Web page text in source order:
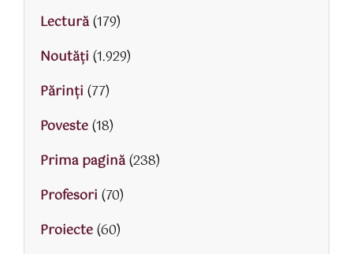
Lectură(179)
Noutăți (1.929)
Părinţi (77)
Poveste(18)
Prima pagină(238)
Profesori (70)
Proiecte(60)